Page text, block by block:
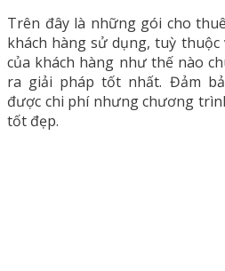
Trên đây là những gói cho
khách hàng sử dụng, tuỳ
của khách hàng như thế nào
ra giải pháp tốt nhất. Đảm
được chi phí nhưng chương
tốt đẹp.